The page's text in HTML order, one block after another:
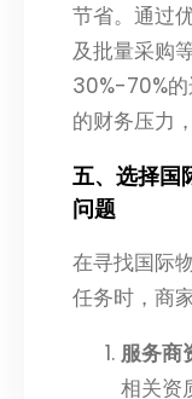
节省。通过
及批量采购
30%-70%的
的财务压力
五、选择国
问题
在寻找国际
任务时，商
服务商
相关资